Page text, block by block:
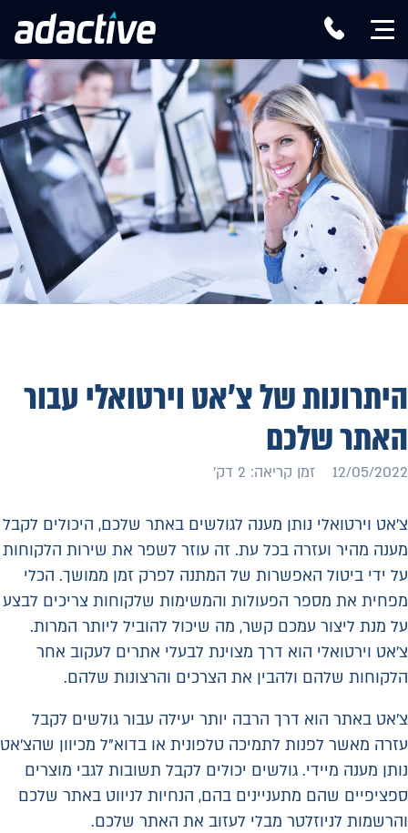
היתרונות של צ'אט וירטואלי עבור
האתר שלכם
12/05/2022 זמן קריאה: 2 דק׳
צ'אט וירטואלי נותן מענה לגולשים באתר שלכם, היכולים לקבל
מענה מהיר ועזרה בכל עת. זה עוזר לשפר את שירות הלקוחות
על ידי ביטול האפשרות של המתנה לפרק זמן ממושך. הכלי
מפחית את מספר הפעולות והמשימות שלקוחות צריכים לבצע
על מנת ליצור עמכם קשר, מה שיכול להוביל ליותר המרות.
צ'אט וירטואלי הוא דרך מצוינת לבעלי אתרים לעקוב אחר
הלקוחות שלהם ולהבין את הצרכים והרצונות שלהם.
צ'אט באתר הוא דרך הרבה יותר יעילה עבור גולשים לקבל
עזרה מאשר לפנות לתמיכה טלפונית או בדוא"ל מכיוון שהצ'אט
נותן מענה מיידי. גולשים יכולים לקבל תשובות לגבי מוצרים
ספציפיים שהם מתעניינים בהם, הנחיות לניווט באתר שלכם
והרשמות לניוזלטר מבלי לעזוב את האתר שלכם.